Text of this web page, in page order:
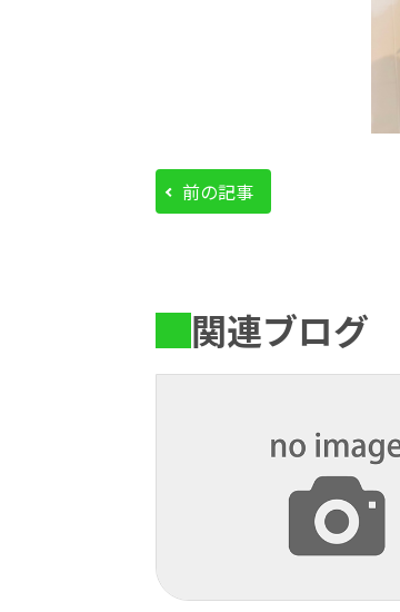
前の記事
関連ブログ